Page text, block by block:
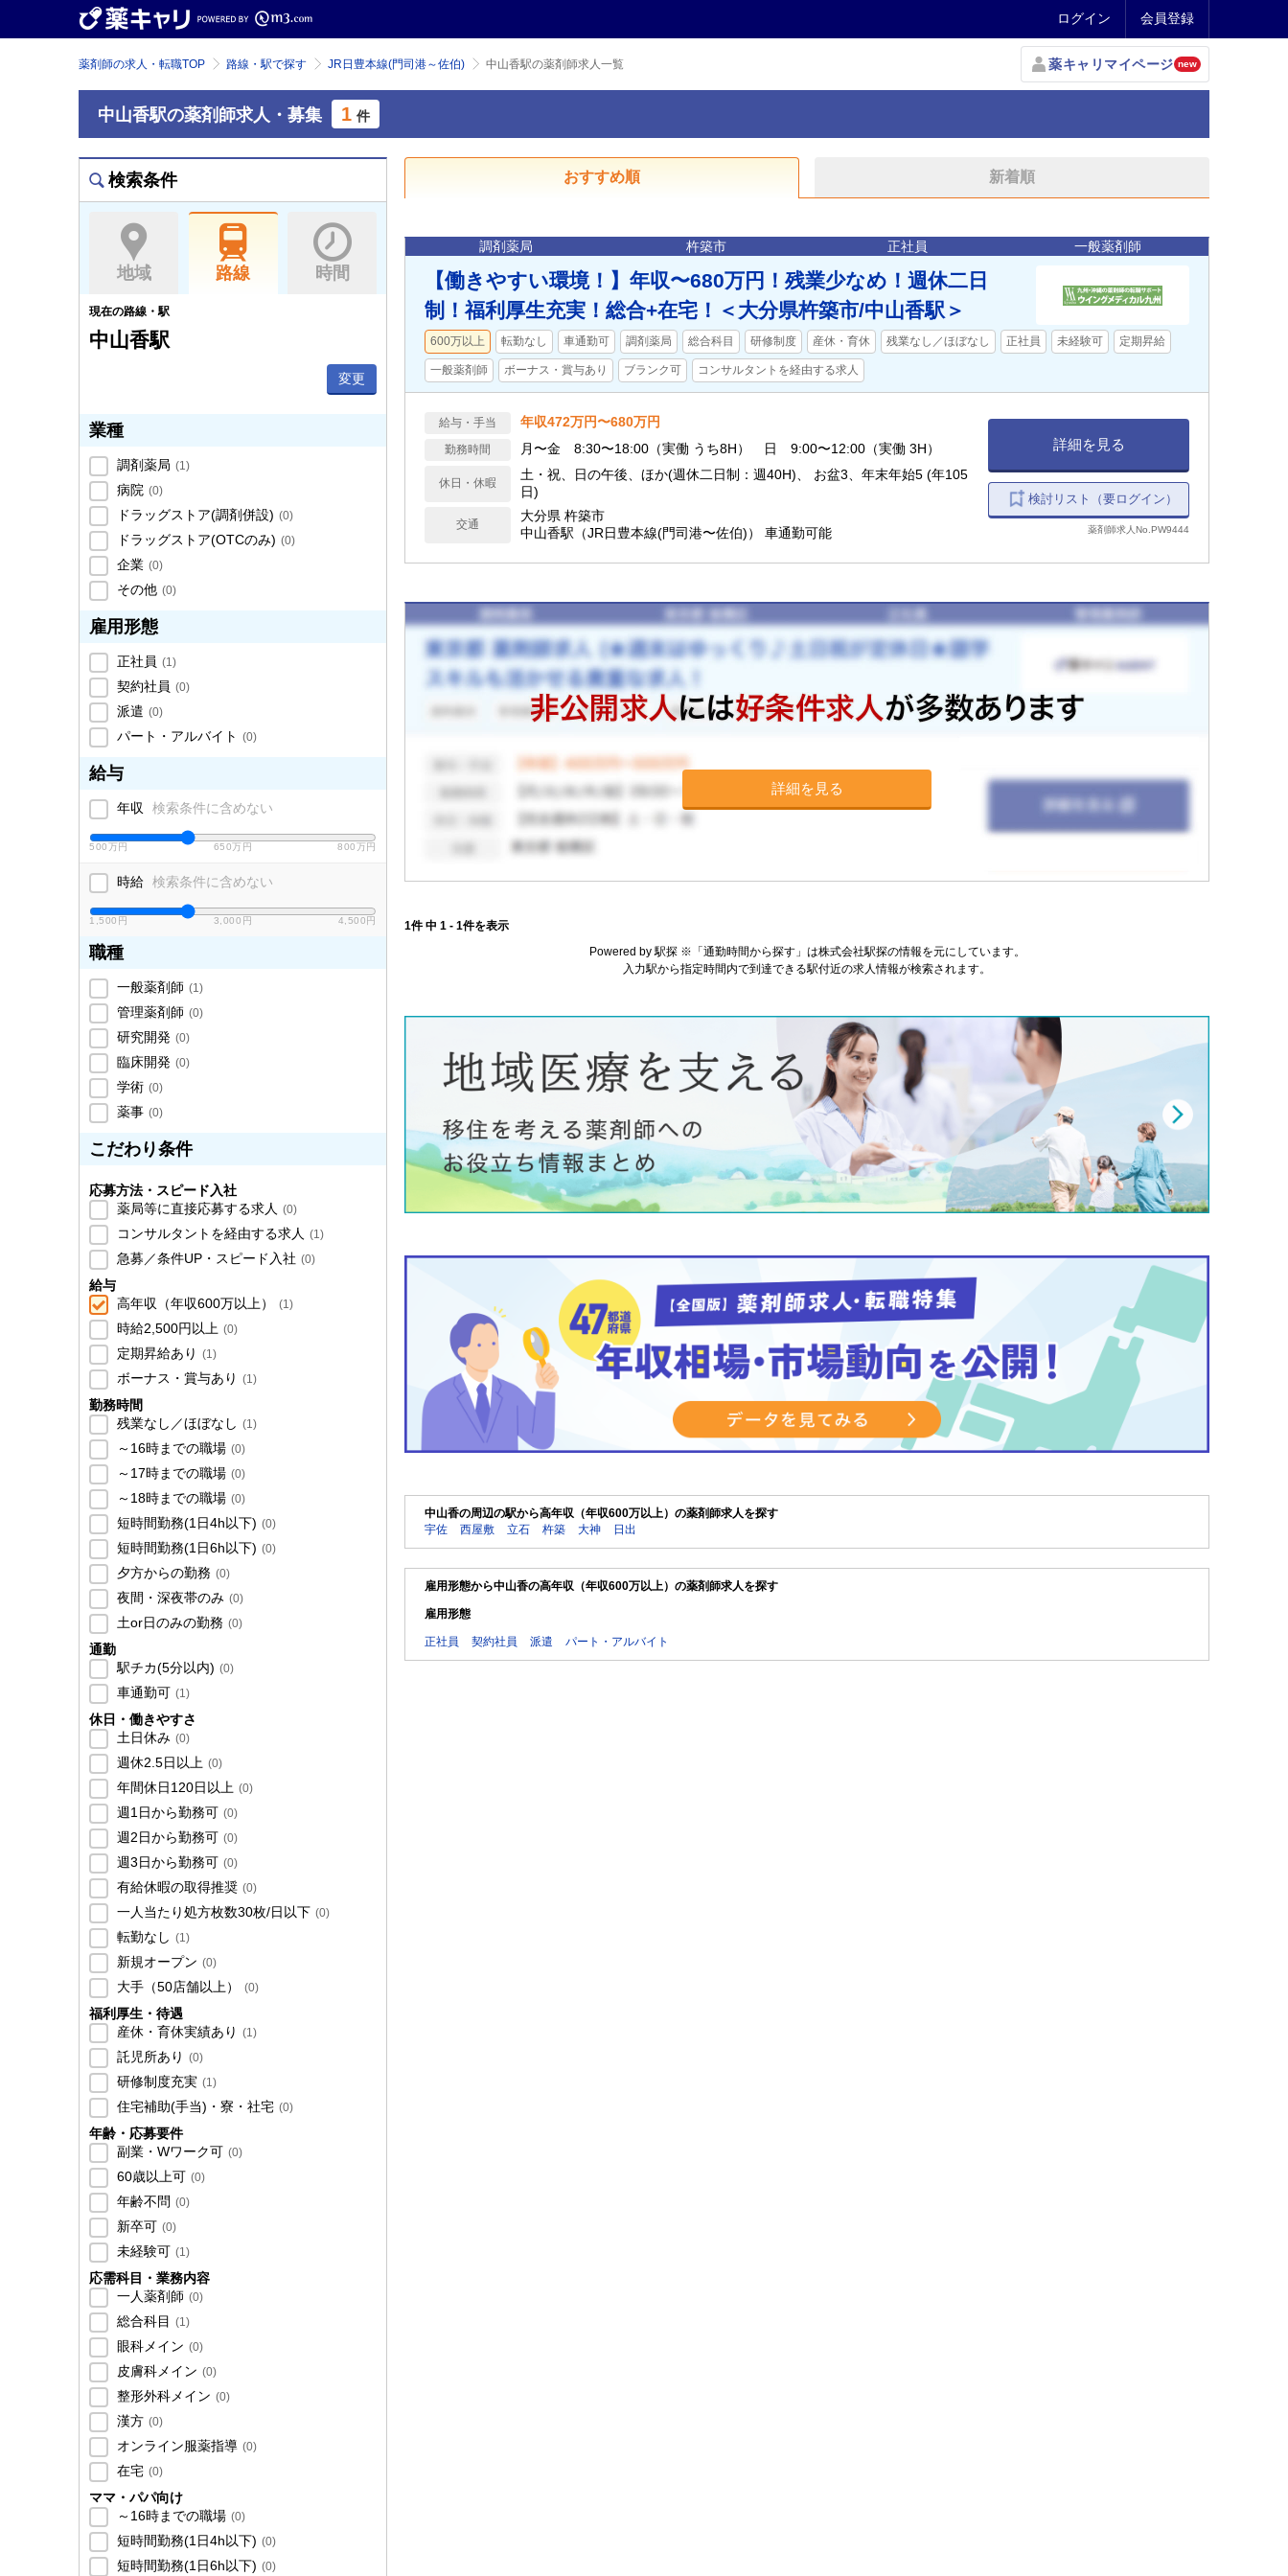
ログイン 会員登録
薬剤師の求人・転職TOP 路線・駅で探す JR日豊本線(門司港～佐伯) 中山香駅の薬剤師求人一覧 薬キャリマイページ new
中山香駅の薬剤師求人・募集 1 件
検索条件
地域 路線 時間
現在の路線・駅
中山香駅
変更
業種
調剤薬局 (1)
病院 (0)
ドラッグストア(調剤併設) (0)
ドラッグストア(OTCのみ) (0)
企業 (0)
その他 (0)
雇用形態
正社員 (1)
契約社員 (0)
派遣 (0)
パート・アルバイト (0)
給与
年収 検索条件に含めない
500万円 650万円 800万円
時給 検索条件に含めない
1,500円 3,000円 4,500円
職種
一般薬剤師 (1)
管理薬剤師 (0)
研究開発 (0)
臨床開発 (0)
学術 (0)
薬事 (0)
こだわり条件
応募方法・スピード入社
薬局等に直接応募する求人 (0)
コンサルタントを経由する求人 (1)
急募／条件UP・スピード入社 (0)
給与
高年収（年収600万以上）
(1)
時給2,500円以上 (0)
定期昇給あり (1)
ボーナス・賞与あり (1)
勤務時間
残業なし／ほぼなし (1)
～16時までの職場 (0)
～17時までの職場 (0)
～18時までの職場 (0)
短時間勤務(1日4h以下) (0)
短時間勤務(1日6h以下) (0)
夕方からの勤務 (0)
夜間・深夜帯のみ (0)
土or日のみの勤務 (0)
通勤
駅チカ(5分以内) (0)
車通勤可 (1)
休日・働きやすさ
土日休み (0)
週休2.5日以上 (0)
年間休日120日以上 (0)
週1日から勤務可 (0)
週2日から勤務可 (0)
週3日から勤務可 (0)
有給休暇の取得推奨 (0)
一人当たり処方枚数30枚/日以下 (0)
転勤なし (1)
新規オープン (0)
大手（50店舗以上） (0)
福利厚生・待遇
産休・育休実績あり (1)
託児所あり (0)
研修制度充実 (1)
住宅補助(手当)・寮・社宅 (0)
年齢・応募要件
副業・Wワーク可 (0)
60歳以上可 (0)
年齢不問 (0)
新卒可 (0)
未経験可 (1)
応需科目・業務内容
一人薬剤師 (0)
総合科目 (1)
眼科メイン (0)
皮膚科メイン (0)
整形外科メイン (0)
漢方 (0)
オンライン服薬指導 (0)
在宅 (0)
ママ・パパ向け
～16時までの職場 (0)
短時間勤務(1日4h以下) (0)
短時間勤務(1日6h以下) (0)
おすすめ順 新着順
調剤薬局 杵築市 正社員 一般薬剤師
【働きやすい環境！】年収〜680万円！残業少なめ！週休二日
制！福利厚生充実！総合+在宅！＜大分県杵築市/中山香駅＞
600万以上 転勤なし 車通勤可 調剤薬局 総合科目 研修制度 産休・育休 残業なし／ほぼなし 正社員 未経験可 定期昇給
一般薬剤師 ボーナス・賞与あり ブランク可 コンサルタントを経由する求人
給与・手当 年収472万円〜680万円
勤務時間 月〜金 8:30〜18:00（実働 うち8H） 日 9:00〜12:00（実働 3H）
休日・休暇
土・祝、日の午後、ほか(週休二日制：週40H)、 お盆3、年末年始5 (年105
日)
交通
大分県 杵築市
中山香駅（JR日豊本線(門司港〜佐伯)） 車通勤可能
詳細を見る
検討リスト（要ログイン）
薬剤師求人No.PW9444
詳細を見る
1件 中 1 - 1件を表示
Powered by 駅探 ※「通勤時間から探す」は株式会社駅探の情報を元にしています。
入力駅から指定時間内で到達できる駅付近の求人情報が検索されます。
中山香の周辺の駅から高年収（年収600万以上）の薬剤師求人を探す
宇佐
西屋敷 立石 杵築 大神 日出
雇用形態から中山香の高年収（年収600万以上）の薬剤師求人を探す
雇用形態
正社員 契約社員 派遣 パート・アルバイト